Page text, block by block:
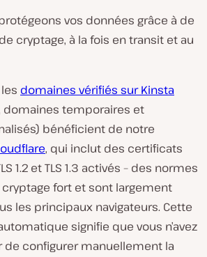
vos données grâce à de
cryptage, à la fois en transit et au
domaines vérifiés sur Kinsta
domaines temporaires et
bénéficient de notre
, qui inclut des certificats
1.2 et TLS 1.3 activés – des normes
fort et sont largement
les principaux navigateurs. Cette
signifie que vous n’avez
de configurer manuellement la